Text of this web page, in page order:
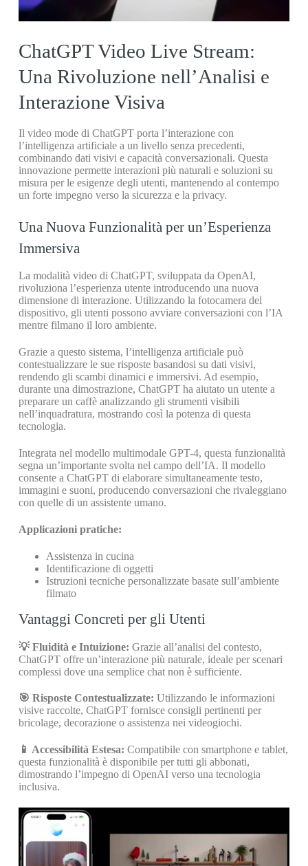
ChatGPT Video Live Stream:
Una Rivoluzione nell’Analisi e
Interazione Visiva
Il video mode di ChatGPT porta l’interazione con
l’intelligenza artificiale a un livello senza precedenti,
combinando dati visivi e capacità conversazionali. Questa
innovazione permette interazioni più naturali e soluzioni su
misura per le esigenze degli utenti, mantenendo al contempo
un forte impegno verso la sicurezza e la privacy.
Una Nuova Funzionalità per un’Esperienza
Immersiva
La modalità video di ChatGPT, sviluppata da OpenAI,
rivoluziona l’esperienza utente introducendo una nuova
dimensione di interazione. Utilizzando la fotocamera del
dispositivo, gli utenti possono avviare conversazioni con l’IA
mentre filmano il loro ambiente.
Grazie a questo sistema, l’intelligenza artificiale può
contestualizzare le sue risposte basandosi su dati visivi,
rendendo gli scambi dinamici e immersivi. Ad esempio,
durante una dimostrazione, ChatGPT ha aiutato un utente a
preparare un caffè analizzando gli strumenti visibili
nell’inquadratura, mostrando così la potenza di questa
tecnologia.
Integrata nel modello multimodale GPT-4, questa funzionalità
segna un’importante svolta nel campo dell’IA. Il modello
consente a ChatGPT di elaborare simultaneamente testo,
immagini e suoni, producendo conversazioni che rivaleggiano
con quelle di un assistente umano.
Applicazioni pratiche:
Assistenza in cucina
Identificazione di oggetti
Istruzioni tecniche personalizzate basate sull’ambiente
filmato
Vantaggi Concreti per gli Utenti
💡 Fluidità e Intuizione: Grazie all’analisi del contesto,
ChatGPT offre un’interazione più naturale, ideale per scenari
complessi dove una semplice chat non è sufficiente.
🎯 Risposte Contestualizzate: Utilizzando le informazioni
visive raccolte, ChatGPT fornisce consigli pertinenti per
bricolage, decorazione o assistenza nei videogiochi.
📱 Accessibilità Estesa: Compatibile con smartphone e tablet,
questa funzionalità è disponibile per tutti gli abbonati,
dimostrando l’impegno di OpenAI verso una tecnologia
inclusiva.